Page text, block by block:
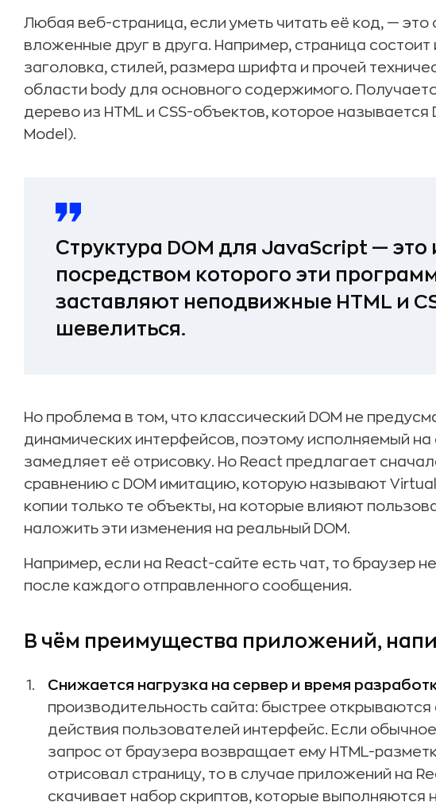
Любая веб-страница, если уметь читать её код, — это
вложенные друг в друга. Например, страница
заголовка, стилей, размера шрифта и прочей
области body для основного содержимого.
дерево из HTML и CSS-объектов, которое называется
Model).
Структура DOM для JavaScript — это
посредством которого эти
заставляют неподвижные HTML и
шевелиться.
Но проблема в том, что классический DOM не
динамических интерфейсов, поэтому исполняемый на
замедляет её отрисовку. Но React предлагает
сравнению с DOM имитацию, которую называют Virtual
копии только те объекты, на которые влияют
наложить эти изменения на реальный DOM.
Например, если на React-сайте есть чат, то браузер
после каждого отправленного сообщения.
В чём преимущества приложений,
Снижается нагрузка на сервер и время
производительность сайта: быстрее
действия пользователей интерфейс. Если
запрос от браузера возвращает ему HTML-
отрисовал страницу, то в случае приложений на
скачивает набор скриптов, которые выполняются